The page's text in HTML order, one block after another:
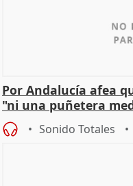
Por Andalucía afea
"ni una puñetera
machista
Sonido Totales